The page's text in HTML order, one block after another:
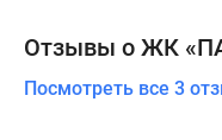
Отзывы о ЖК
Посмотреть все 3